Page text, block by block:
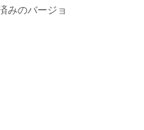
みのバージョ